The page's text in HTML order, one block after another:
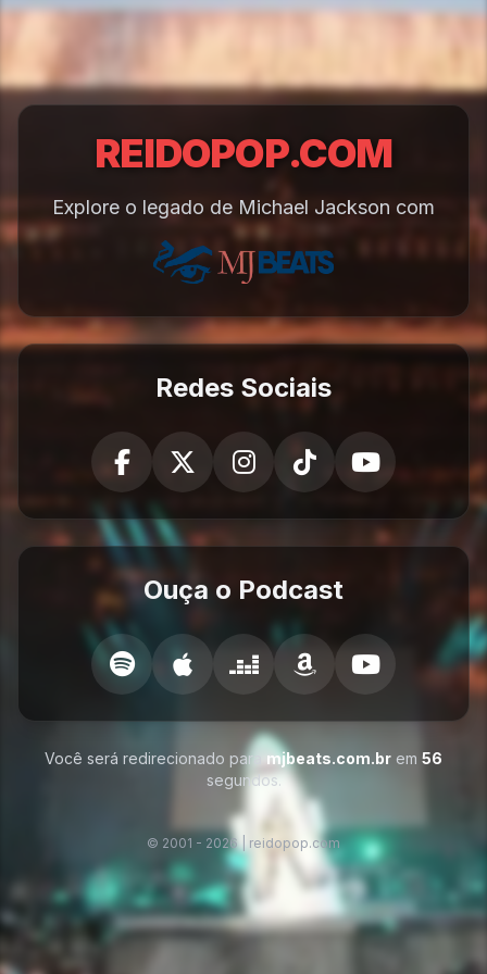
REIDOPOP.COM
Explore o legado de Michael Jackson com
Redes Sociais
Ouça o Podcast
Você será redirecionado para mjbeats.com.br em 56
segundos.
© 2001 - 2026| reidopop.com